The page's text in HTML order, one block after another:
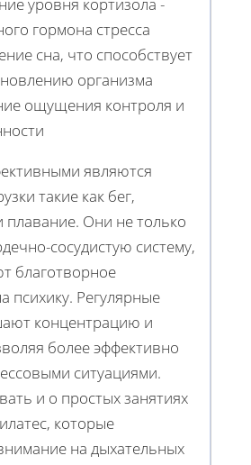
гормона стресса
сна, что способствует
организма
ощущения контроля и
являются
такие как бег,
плавание. Они не только
сосудистую систему,
благотворное
психику. Регулярные
концентрацию и
более эффективно
ситуациями.
и о простых занятиях
которые
на дыхательных